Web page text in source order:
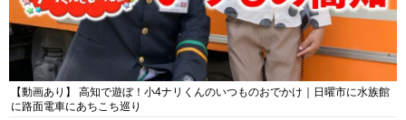
【動画あり】 高知で遊ぼ！小4ナリくんのいつものおでかけ｜日曜市に水族館
に路面電車にあちこち巡り